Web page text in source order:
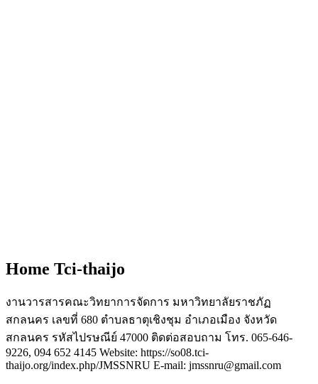
Home Tci-thaijo
งานวารสารคณะวิทยาการจัดการ มหาวิทยาลัยราชภัฏ
สกลนคร เลขที่ 680 ตำบลธาตุเชิงชุม อำเภอเมือง จังหวัด
สกลนคร รหัสไปรษณีย์ 47000 ติดต่อสอบถาม โทร. 065-646-
9226, 094 652 4145 Website: https://so08.tci-
thaijo.org/index.php/JMSSNRU E-mail: jmssnru@gmail.com